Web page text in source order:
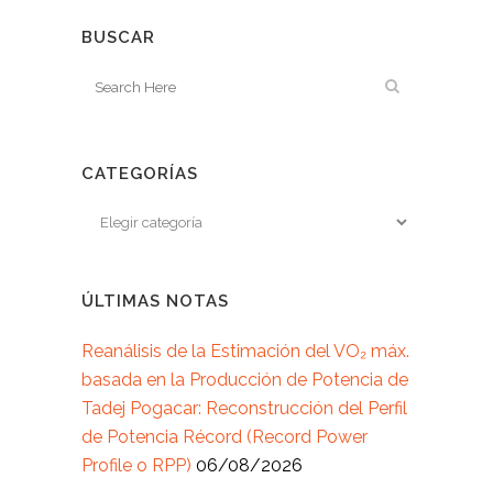
BUSCAR
CATEGORÍAS
ÚLTIMAS NOTAS
Reanálisis de la Estimación del VO₂ máx.
basada en la Producción de Potencia de
Tadej Pogacar: Reconstrucción del Perfil
de Potencia Récord (Record Power
Profile o RPP) 06/08/2026